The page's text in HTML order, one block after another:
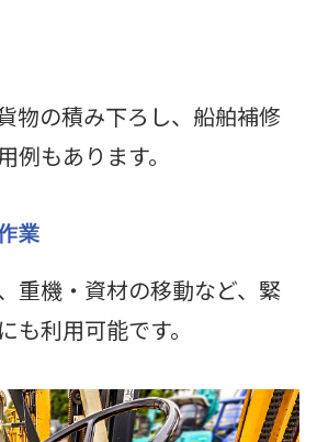
物の積み下ろし、船舶補修
例もあります。
業
重機・資材の移動など、緊
も利用可能です。